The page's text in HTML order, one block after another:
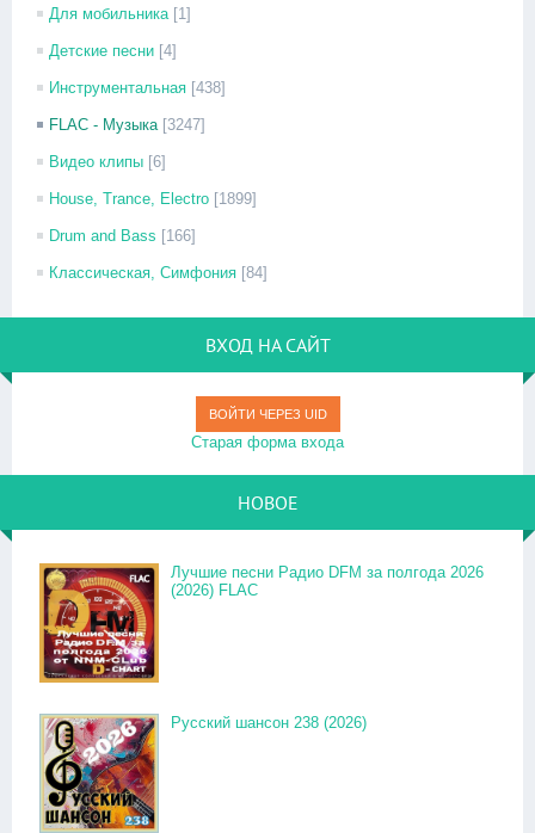
Для мобильника [1]
Детские песни [4]
Инструментальная [438]
FLAC - Музыка [3247]
Видео клипы [6]
House, Trance, Electro [1899]
Drum and Bass [166]
Классическая, Симфония [84]
ВХОД НА САЙТ
ВОЙТИ ЧЕРЕЗ UID
Старая форма входа
НОВОЕ
Лучшие песни Радио DFM за полгода 2026
(2026) FLAC
Русский шансон 238 (2026)